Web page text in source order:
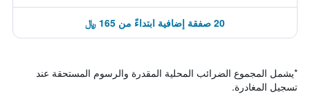
20 صفقة إضافية ابتداءً من 165 ﷼
*يشمل المجموع الضرائب المحلية المقدرة والرسوم المستحقة عند
تسجيل المغادرة.